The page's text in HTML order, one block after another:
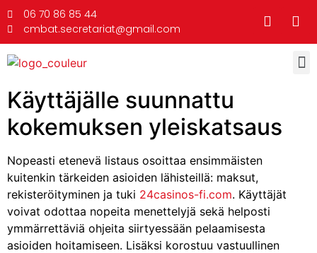
06 70 86 85 44
cmbat.secretariat@gmail.com
Käyttäjälle suunnattu
kokemuksen yleiskatsaus
Nopeasti etenevä listaus osoittaa ensimmäisten
kuitenkin tärkeiden asioiden lähisteillä: maksut,
rekisteröityminen ja tuki 24casinos-fi.com. Käyttäjät
voivat odottaa nopeita menettelyjä sekä helposti
ymmärrettäviä ohjeita siirtyessään pelaamisesta
asioiden hoitamiseen. Lisäksi korostuu vastuullinen